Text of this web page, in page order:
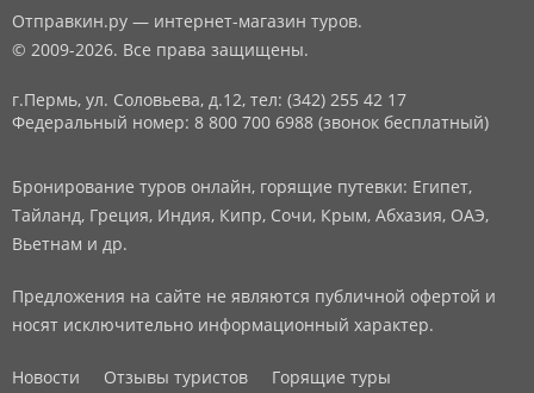
Отправкин.ру — интернет-магазин туров.
© 2009-2026. Все права защищены.
г.Пермь, ул. Соловьева, д.12, тел: (342) 255 42 17
Федеральный номер: 8 800 700 6988 (звонок бесплатный)
Бронирование туров онлайн, горящие путевки: Египет,
Тайланд, Греция, Индия, Кипр, Сочи, Крым, Абхазия, ОАЭ,
Вьетнам и др.
Предложения на сайте не являются публичной офертой и
носят исключительно информационный характер.
Новости Отзывы туристов
Горящие туры